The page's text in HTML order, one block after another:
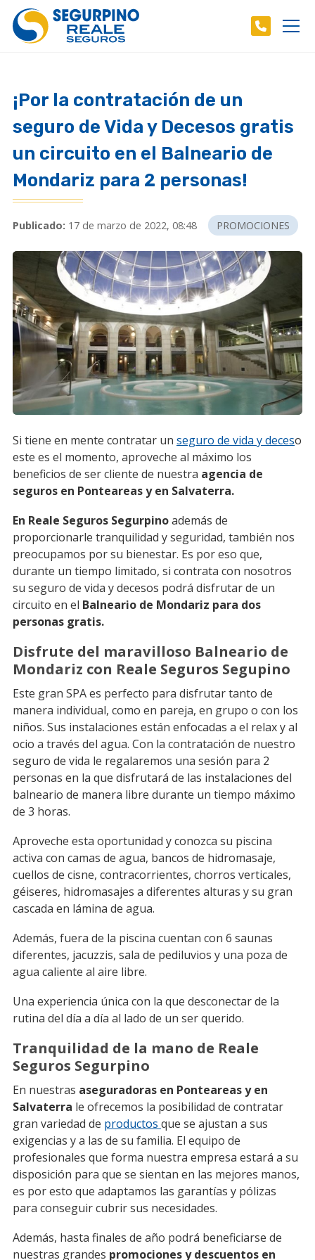
¡Por la contratación de un
seguro de Vida y Decesos gratis
un circuito en el Balneario de
Mondariz para 2 personas!
Publicado: 17 de marzo de 2022, 08:48 PROMOCIONES
Si tiene en mente contratar un seguro de vida y deceso
este es el momento, aproveche al máximo los
beneficios de ser cliente de nuestra agencia de
seguros en Ponteareas y en Salvaterra.
En Reale Seguros Segurpinoademás de
proporcionarle tranquilidad y seguridad, también nos
preocupamos por su bienestar. Es por eso que,
durante un tiempo limitado, si contrata con nosotros
su seguro de vida y decesos podrá disfrutar de un
circuito en el Balneario de Mondariz para dos
personas gratis.
Disfrute del maravilloso Balneario de
Mondariz con Reale Seguros Segupino
Este gran SPA es perfecto para disfrutar tanto de
manera individual, como en pareja, en grupo o con los
niños. Sus instalaciones están enfocadas a el relax y al
ocio a través del agua. Con la contratación de nuestro
seguro de vida le regalaremos una sesión para 2
personas en la que disfrutará de las instalaciones del
balneario de manera libre durante un tiempo máximo
de 3 horas.
Aproveche esta oportunidad y conozca su piscina
activa con camas de agua, bancos de hidromasaje,
cuellos de cisne, contracorrientes, chorros verticales,
géiseres, hidromasajes a diferentes alturas y su gran
cascada en lámina de agua.
Además, fuera de la piscina cuentan con 6 saunas
diferentes, jacuzzis, sala de pediluvios y una poza de
agua caliente al aire libre.
Una experiencia única con la que desconectar de la
rutina del día a día al lado de un ser querido.
Tranquilidad de la mano de Reale
Seguros Segurpino
En nuestras aseguradoras en Ponteareas y en
Salvaterra le ofrecemos la posibilidad de contratar
gran variedad de productos que se ajustan a sus
exigencias y a las de su familia. El equipo de
profesionales que forma nuestra empresa estará a su
disposición para que se sientan en las mejores manos,
es por esto que adaptamos las garantías y pólizas
para conseguir cubrir sus necesidades.
Además, hasta finales de año podrá beneficiarse de
nuestras grandes promociones y descuentos en